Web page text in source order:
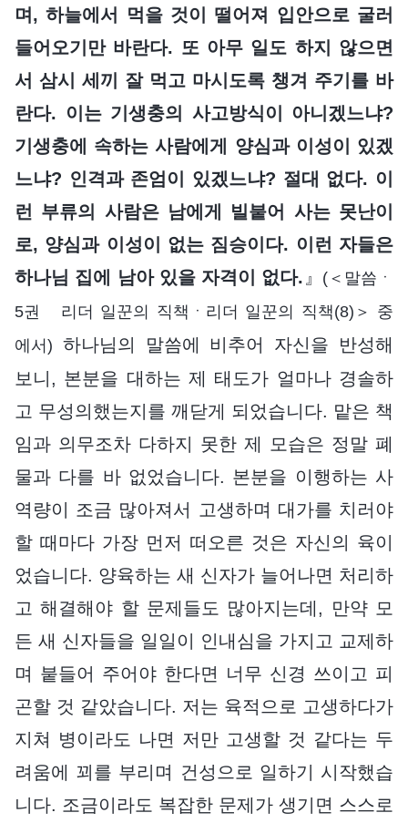
며, 하늘에서 먹을 것이 떨어져 입안으로 굴러
들어오기만 바란다. 또 아무 일도 하지 않으면
서 삼시 세끼 잘 먹고 마시도록 챙겨 주기를 바
란다. 이는 기생충의 사고방식이 아니겠느냐?
기생충에 속하는 사람에게 양심과 이성이 있겠
느냐? 인격과 존엄이 있겠느냐? 절대 없다. 이
런 부류의 사람은 남에게 빌붙어 사는 못난이
로, 양심과 이성이 없는 짐승이다. 이런 자들은
하나님 집에 남아 있을 자격이 없다. 』 (＜말씀ㆍ
5권 리더 일꾼의 직책ㆍ리더 일꾼의 직책(8)＞ 중
에서) 하나님의 말씀에 비추어 자신을 반성해
보니, 본분을 대하는 제 태도가 얼마나 경솔하
고 무성의했는지를 깨닫게 되었습니다. 맡은 책
임과 의무조차 다하지 못한 제 모습은 정말 폐
물과 다를 바 없었습니다. 본분을 이행하는 사
역량이 조금 많아져서 고생하며 대가를 치러야
할 때마다 가장 먼저 떠오른 것은 자신의 육이
었습니다. 양육하는 새 신자가 늘어나면 처리하
고 해결해야 할 문제들도 많아지는데, 만약 모
든 새 신자들을 일일이 인내심을 가지고 교제하
며 붙들어 주어야 한다면 너무 신경 쓰이고 피
곤할 것 같았습니다. 저는 육적으로 고생하다가
지쳐 병이라도 나면 저만 고생할 것 같다는 두
려움에 꾀를 부리며 건성으로 일하기 시작했습
니다. 조금이라도 복잡한 문제가 생기면 스스로